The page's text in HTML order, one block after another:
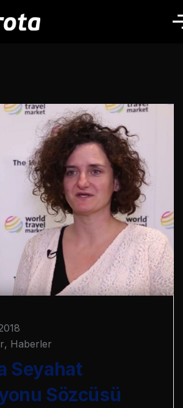
, Haberler
Seyahat
Sözcüsü